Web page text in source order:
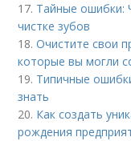
17. Тайные ошибки:
чистке зубов
18.Очистите свои
которые вы могли
19. Типичные
знать
20. Как создать
рождения